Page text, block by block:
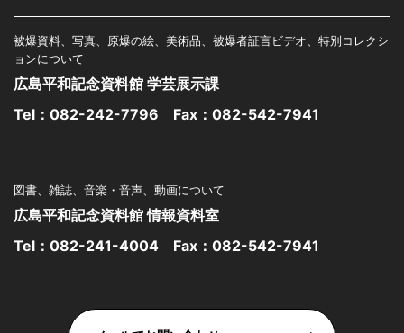
被爆資料、写真、原爆の絵、美術品、被爆者証言ビデオ、特別コレクシ
ョンについて
広島平和記念資料館 学芸展示課
Tel： 082-242-7796 Fax：082-542-7941
図書、雑誌、音楽・音声、動画について
広島平和記念資料館 情報資料室
Tel： 082-241-4004 Fax：082-542-7941